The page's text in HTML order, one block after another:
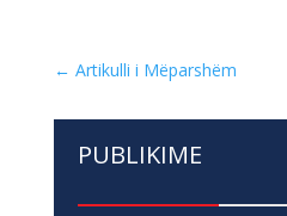
Artikulli i Mëparshëm